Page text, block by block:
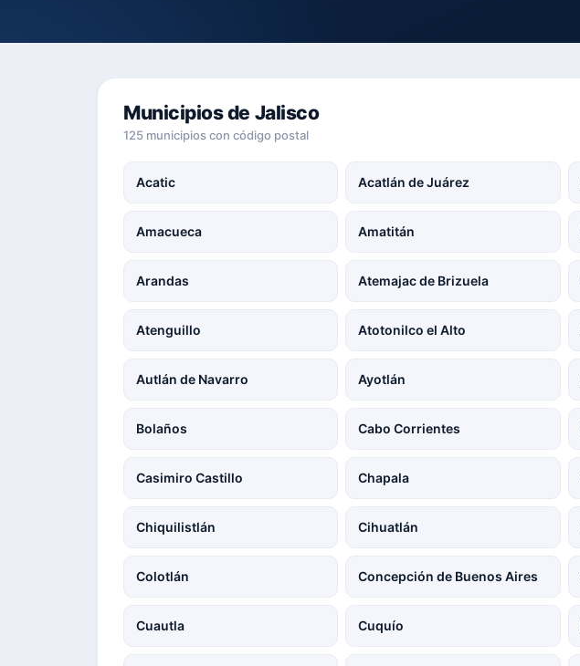
Municipios de Jalisco
125 municipios con código postal
Acatic Acatlán de Juárez
Amacueca Amatitán
Arandas Atemajac de Brizuela
Atenguillo Atotonilco el Alto
Autlán de Navarro Ayotlán
Bolaños Cabo Corrientes
Casimiro Castillo Chapala
Chiquilistlán Cihuatlán
Colotlán Concepción de Buenos Aires
Cuautla Cuquío